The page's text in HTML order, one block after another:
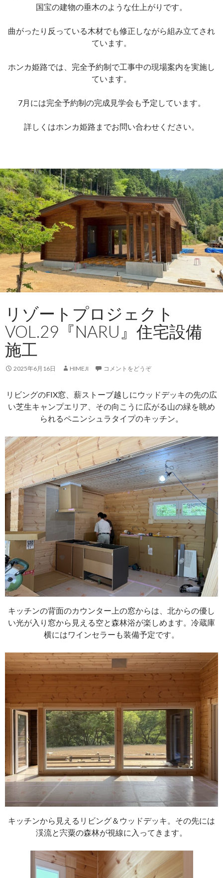
国宝の建物の垂木のような仕上がりです。
曲がったり反っている木材でも修正しながら組み立てされ
ています。
ホンカ姫路では、完全予約制で工事中の現場案内を実施し
ています。
7月には完全予約制の完成見学会も予定しています。
詳しくはホンカ姫路までお問い合わせください。
リゾートプロジェクト
VOL.29『NARU』住宅設備
施工
2025年6月16日 HIMEJI コメントをどうぞ
リビングのFIX窓、薪ストーブ越しにウッドデッキの先の広
い芝生キャンプエリア、その向こうに広がる山の緑を眺め
られるペニンシュラタイプのキッチン。
キッチンの背面のカウンター上の窓からは、北からの優し
い光が入り窓から見える空と森林浴が楽しめます。冷蔵庫
横にはワインセラーも装備予定です。
キッチンから見えるリビング＆ウッドデッキ。その先には
渓流と宍粟の森林が視線に入ってきます。